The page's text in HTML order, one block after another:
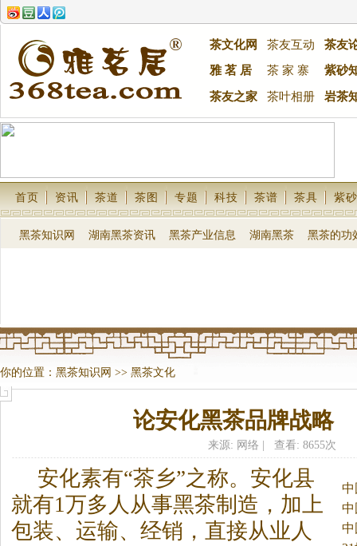
茶文化网 茶友互动
茶友
雅 茗 居
茶 家 寨 紫砂
茶友之家 茶叶相册 岩茶
首页 资讯 茶道 茶图 专题 科技 茶谱 茶具 紫砂
黑茶知识网 湖南黑茶资讯 黑茶产业信息 湖南黑茶 黑茶的功
你的位置： 黑茶知识网 >> 黑茶文化
论安化黑茶品牌战略
来源: 网络 | 查看: 8655次
中
中
安化素有“茶乡”之称。 安化县
就有1万多人从事黑茶制造，加上
包装、运输、经销，直接从业人